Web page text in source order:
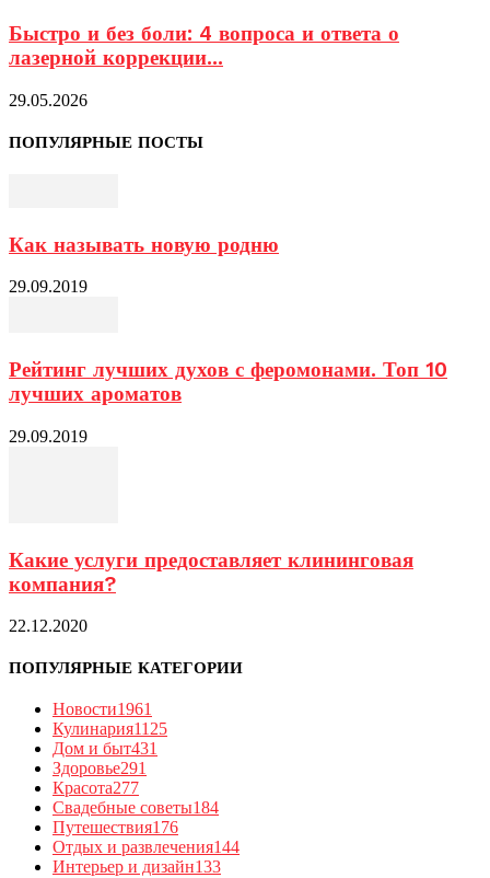
Быстро и без боли: 4 вопроса и ответа о
лазерной коррекции...
29.05.2026
ПОПУЛЯРНЫЕ ПОСТЫ
Как называть новую родню
29.09.2019
Рейтинг лучших духов с феромонами. Топ 10
лучших ароматов
29.09.2019
Какие услуги предоставляет клининговая
компания?
22.12.2020
ПОПУЛЯРНЫЕ КАТЕГОРИИ
Новости1961
Кулинария1125
Дом и быт431
Здоровье291
Красота277
Свадебные советы184
Путешествия176
Отдых и развлечения144
Интерьер и дизайн133